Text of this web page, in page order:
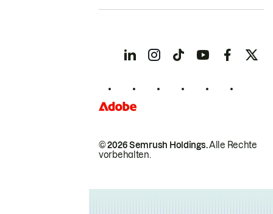
© 2026 Semrush Holdings.Alle Rechte
vorbehalten.